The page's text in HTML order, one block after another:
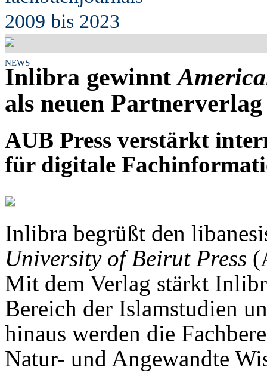
2009 bis 2023
NEWS
Inlibra gewinnt
als neuen Partnerverlag
AUB Press verstärkt
für digitale
Inlibra begrüßt den
University of Beirut Press
Mit dem Verlag stärkt
Bereich der Islamstudien
hinaus werden die
Natur- und Angewandte